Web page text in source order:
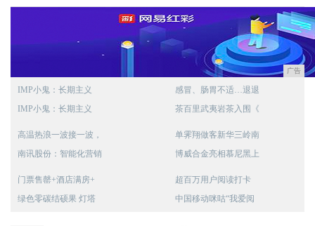
广告
IMP小鬼：长期主义
IMP小鬼：长期主义
感冒、肠胃不适…退退
茶百里武夷岩茶入围《
高温热浪一波接一波，
南讯股份：智能化营销
单霁翔做客新华三岭南
博威合金亮相慕尼黑上
门票售罄+酒店满房+
绿色零碳结硕果 灯塔
超百万用户阅读打卡
中国移动咪咕“我爱阅